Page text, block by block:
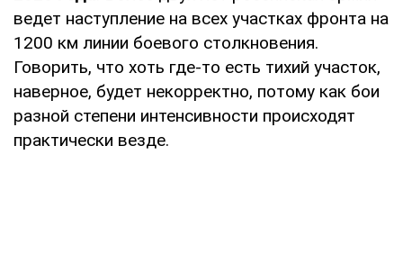
ведет наступление на всех участках фронта на
1200 км линии боевого столкновения.
Говорить, что хоть где-то есть тихий участок,
наверное, будет некорректно, потому как бои
разной степени интенсивности происходят
практически везде.